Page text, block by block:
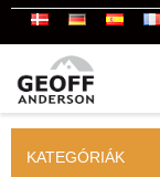
KATEGÓRIÁK